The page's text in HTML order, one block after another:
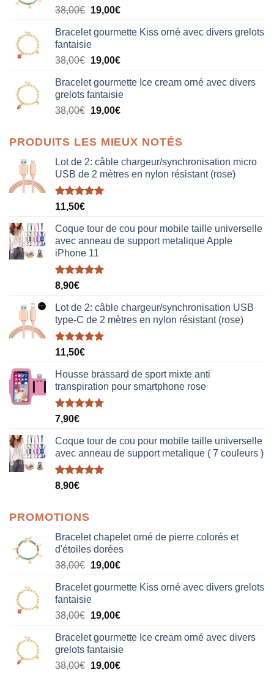
38,00€ Le
initial
était :
38,00€.
19,00€Le
actuel
19,00€.
Bracelet gourmette Kiss orné avec divers grelots
fantaisie
38,00€ Le
initial
était :
38,00€.
19,00€Le
actuel
est :
19,00€.
Bracelet gourmette Ice cream orné avec divers
grelots fantaisie
38,00€ Le
était :
38,00€.
19,00€Le
est :
19,00€.
PRODUITS LES MIEUX NOTÉS
Lot de 2: câble chargeur/synchronisation micro
USB de 2 mètres en nylon résistant (rose)
Note5.00
sur 5
11,50€
Coque tour de cou pour mobile taille universelle
avec anneau de support metalique Apple
iPhone 11
Note5.00
sur 5
8,90€
Lot de 2: câble chargeur/synchronisation USB
type-C de 2 mètres en nylon résistant (rose)
Note5.00
sur 5
11,50€
Housse brassard de sport mixte anti
transpiration pour smartphone rose
Note5.00
sur 5
7,90€
Coque tour de cou pour mobile taille universelle
avec anneau de support metalique ( 7 couleurs )
Note5.00
sur 5
8,90€
PROMOTIONS
Bracelet chapelet orné de pierre colorés et
d'étoiles dorées
38,00€ Le
initial
était :
38,00€.
19,00€Le
actuel
19,00€.
Bracelet gourmette Kiss orné avec divers grelots
fantaisie
38,00€ Le
initial
était :
38,00€.
19,00€Le
actuel
est :
19,00€.
Bracelet gourmette Ice cream orné avec divers
grelots fantaisie
38,00€ Le
19,00€Le